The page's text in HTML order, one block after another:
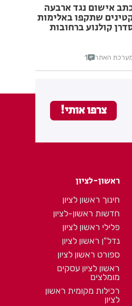
אישום נגד ארבעה
שתקפו באלימות
קולנוע ברחובות
האתר 1
ראשון-לציון
חינוך ראשון לציון
חדשות ראשון-לציון
פלילי ראשון לציון
נדל"ן ראשון לציון
ספורט ראשון לציון
ראשון לציון עסקים
מומלצים
רכילות מקומית ראשון
לציון